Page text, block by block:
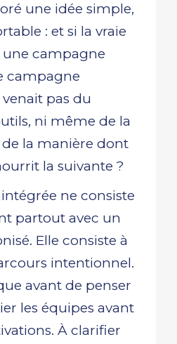
une idée simple,
: et si la vraie
campagne
campagne
pas du
ni même de la
la manière dont
la suivante ?
ne consiste
partout avec un
Elle consiste à
intentionnel.
avant de penser
les équipes avant
À clarifier